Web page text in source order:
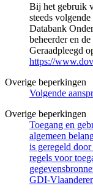
Bij het gebruik
steeds
Databank
beheerder en
Geraadpleegd
https://
Overige beperkingen
Volgende
Overige beperkingen
Toegang en
algemeen
is geregeld
regels voor
GDI-